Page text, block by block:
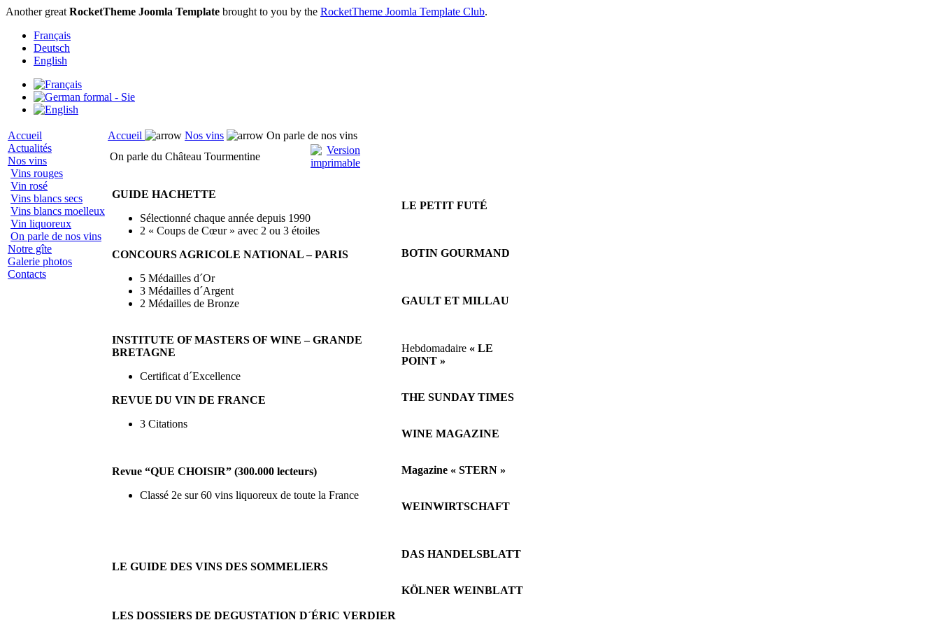
Another great RocketTheme Joomla Template brought to you by the RocketTheme Joomla Template Club.
Français
Deutsch
English
Accueil
Actualités
Nos vins
Vins rouges
Vin rosé
Vins blancs secs
Vins blancs moelleux
Vin liquoreux
On parle de nos vins
Notre gîte
Galerie photos
Contacts
Accueil Nos vins
On parle de nos vins
On parle du Château Tourmentine
GUIDE HACHETTE
Sélectionné chaque année depuis 1990
2 « Coups de Cœur » avec 2 ou 3 étoiles
CONCOURS AGRICOLE NATIONAL – PARIS
5 Médailles d´Or
3 Médailles d´Argent
2 Médailles de Bronze
INSTITUTE OF MASTERS OF WINE – GRANDE
BRETAGNE
Certificat d´Excellence
REVUE DU VIN DE FRANCE
3 Citations
Revue “QUE CHOISIR” (300.000 lecteurs)
Classé 2e sur 60 vins liquoreux de toute la France
LE GUIDE DES VINS DES SOMMELIERS
LES DOSSIERS DE DEGUSTATION D´ÉRIC VERDIER
LE PETIT FUTÉ
BOTIN GOURMAND
GAULT ET MILLAU
Hebdomadaire « LE
POINT »
THE SUNDAY TIMES
WINE MAGAZINE
Magazine « STERN »
WEINWIRTSCHAFT
DAS HANDELSBLATT
KÖLNER WEINBLATT